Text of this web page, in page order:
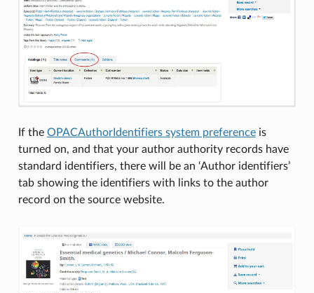
If the OPACAuthorIdentifiers system preferenceis
turned on, and that your author authority records have
standard identifiers, there will be an ‘Author identifiers’
tab showing the identifiers with links to the author
record on the source website.